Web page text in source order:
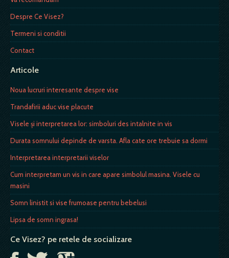
Despre Ce Visez?
Termeni si conditii
Contact
Articole
Noua lucruri interesante despre vise
Trandafirii aduc vise placute
Visele și interpretarea lor: simboluri des intalnite in vis
Durata somnului depinde de varsta. Afla cate ore trebuie sa dormi
Interpretarea interpretarii viselor
Cum interpretam un vis in care apare simbolul masina. Visele cu
masini
Somn linistit si vise frumoase pentru bebelusi
Lipsa de somn ingrasa!
Ce Visez? pe retele de socializare